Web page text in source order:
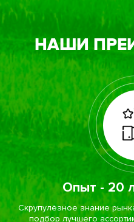
НАШИ
Опыт - 20
Скрупулёзное знание
подбор лучшего